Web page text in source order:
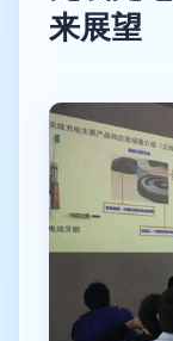
来展望